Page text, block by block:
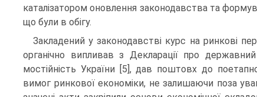
каталізатором оновлення законодавства та
що були в обігу.
Закладений у законодавстві курс на ринкові
органічно випливав з Декларації про
мостійність України [5], дав поштовх до
вимог ринкової економіки, не залишаючи поза